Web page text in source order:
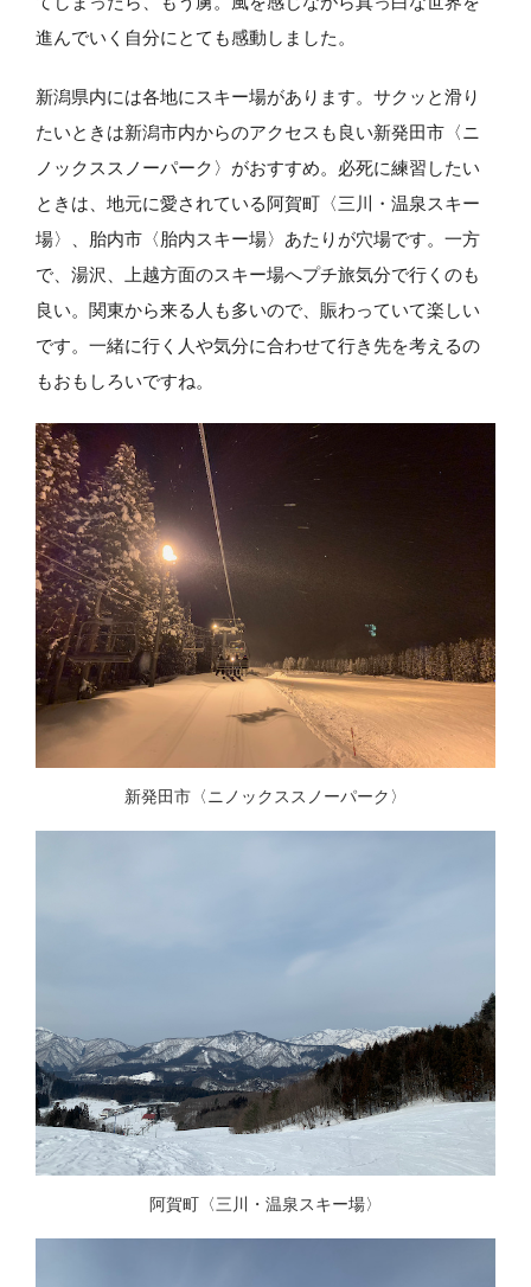
進んでいく自分にとても感動しました。
新潟県内には各地にスキー場があります。サクッと滑り
たいときは新潟市内からのアクセスも良い新発田市〈ニ
ノックススノーパーク〉がおすすめ。必死に練習したい
ときは、地元に愛されている阿賀町〈三川・温泉スキー
場〉、胎内市〈胎内スキー場〉あたりが穴場です。一方
で、湯沢、上越方面のスキー場へプチ旅気分で行くのも
良い。関東から来る人も多いので、賑わっていて楽しい
です。一緒に行く人や気分に合わせて行き先を考えるの
もおもしろいですね。
新発田市〈ニノックススノーパーク〉
阿賀町〈三川・温泉スキー場〉